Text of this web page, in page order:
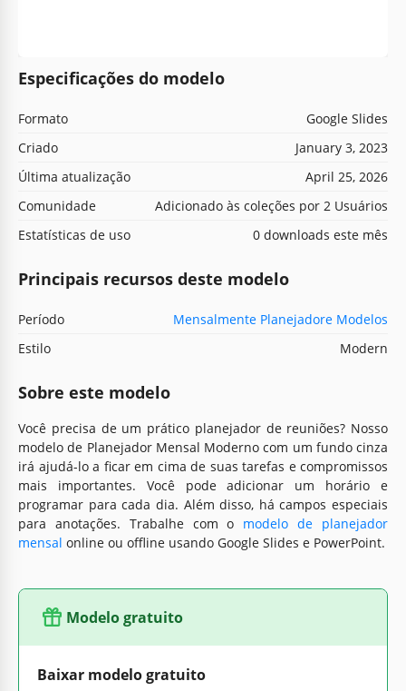
Especificações do modelo
Formato
Google Slides
Criado
January 3, 2023
Última atualização
April 25, 2026
Comunidade
Adicionado às coleções por 2 Usuários
Estatísticas de uso
0 downloads este mês
Principais recursos deste modelo
Período
Mensalmente Planejadore Modelos
Estilo
Modern
Sobre este modelo
Você precisa de um prático planejador de reuniões? Nosso
modelo de Planejador Mensal Moderno com um fundo cinza
irá ajudá-lo a ficar em cima de suas tarefas e compromissos
mais importantes. Você pode adicionar um horário e
programar para cada dia. Além disso, há campos especiais
para anotações. Trabalhe com o modelo de planejador
mensal online ou offline usando Google Slides e PowerPoint.
Modelo gratuito
Baixar modelo gratuito